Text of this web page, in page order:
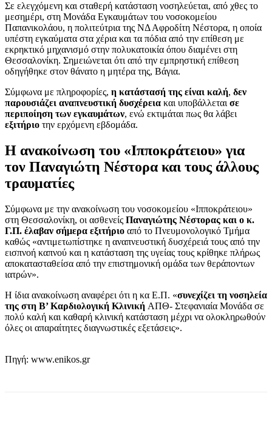
Σε ελεγχόμενη και σταθερή κατάσταση νοσηλεύεται, από χθες το
μεσημέρι, στη Μονάδα Εγκαυμάτων του νοσοκομείου
Παπανικολάου, η πολιτεύτρια της ΝΔ Αφροδίτη Νέστορα, η οποία
υπέστη εγκαύματα στα χέρια και τα πόδια από την επίθεση με
εκρηκτικό μηχανισμό στην πολυκατοικία όπου διαμένει στη
Θεσσαλονίκη. Σημειώνεται ότι από την εμπρηστική επίθεση
οδηγήθηκε στον θάνατο η μητέρα της, Βάγια.
Σύμφωνα με πληροφορίες, η κατάστασή της είναι καλή, δεν
παρουσιάζει αναπνευστική δυσχέρεια και υποβάλλεται σε
περιποίηση των εγκαυμάτων, ενώ εκτιμάται πως θα λάβει
εξιτήριο την ερχόμενη εβδομάδα.
Η ανακοίνωση του «Ιπποκράτειου» για
τον Παναγιώτη Νέστορα και τους άλλους
τραυματίες
Σύμφωνα με την ανακοίνωση του νοσοκομείου «Ιπποκράτειου»
στη Θεσσαλονίκη, οι ασθενείς Παναγιώτης Νέστορας και ο κ.
Γ.Π. έλαβαν σήμερα εξιτήριο από το Πνευμονολογικό Τμήμα
καθώς «αντιμετωπίστηκε η αναπνευστική δυσχέρειά τους από την
εισπνοή καπνού και η κατάσταση της υγείας τους κρίθηκε πλήρως
αποκατασταθείσα από την επιστημονική ομάδα των θεράποντων
ιατρών».
Η ίδια ανακοίνωση αναφέρει ότι η κα Ε.Π. «συνεχίζει τη νοσηλεία
της στη Β’ Καρδιολογική Κλινική ΑΠΘ- Στεφανιαία Μονάδα σε
πολύ καλή και καθαρή κλινική κατάσταση μέχρι να ολοκληρωθούν
όλες οι απαραίτητες διαγνωστικές εξετάσεις».
Πηγή: www.enikos.gr